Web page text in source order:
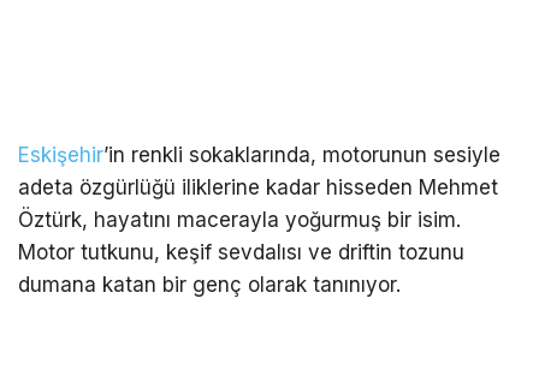
Eskişehir’in renkli sokaklarında, motorunun sesiyle
adeta özgürlüğü iliklerine kadar hisseden Mehmet
Öztürk, hayatını macerayla yoğurmuş bir isim.
Motor tutkunu, keşif sevdalısı ve driftin tozunu
dumana katan bir genç olarak tanınıyor.